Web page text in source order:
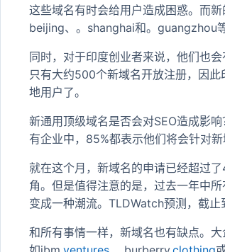
这些域名有时会给用户造成困惑。而
beijing、。shanghai和。guangzhou等
同时，对于印度创业者来说，他们也
只有大约500个新域名开放注册，因
地用户了。
新通用顶级域名是否会对SEO造成影
有企业中，85%都表示他们将会针对新
就在这个月，新域名的申请已经超过
角。但是值得注意的是，过去一年中
变成一种潮流。TLDWatch预测，截止
和所有事情一样，新域名也有缺点。